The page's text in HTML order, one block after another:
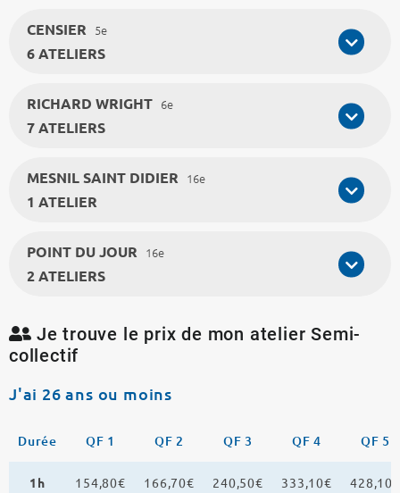
CENSIER 5e
6 ATELIERS
RICHARD WRIGHT 6e
7 ATELIERS
MESNIL SAINT DIDIER 16e
1 ATELIER
POINT DU JOUR 16e
2 ATELIERS
Je trouve le prix de mon atelier Semi-
collectif
J'ai 26 ans ou moins
Durée QF 1 QF 2 QF 3 QF 4 QF 5
1h 154,80€ 166,70€ 240,50€ 333,10€ 428,10€